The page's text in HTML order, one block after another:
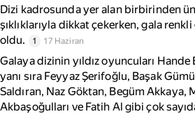
Dizi kadrosunda yer alan birbirinden
şıklıklarıyla dikkat çekerken, gala
oldu.
1 17 Haziran
Galaya dizinin yıldız oyuncuları Hande
yanı sıra Feyyaz Şerifoğlu, Başak
Saldıran, Naz Göktan, Begüm Akkaya,
Akbaşoğulları ve Fatih Al gibi çok